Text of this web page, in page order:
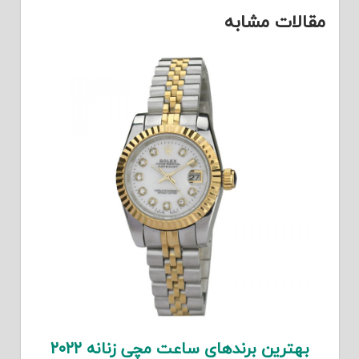
مقالات مشابه
بهترین برندهای ساعت مچی زنانه ۲۰۲۲